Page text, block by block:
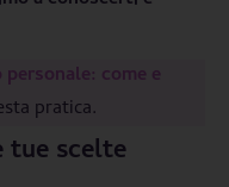
come e
pratica.
tue scelte